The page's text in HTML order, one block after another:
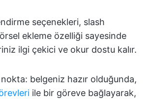
seçenekleri, slash
ekleme özelliği sayesinde
ilgi çekici ve okur dostu kalır.
belgeniz hazır olduğunda,
ile bir göreve bağlayarak,